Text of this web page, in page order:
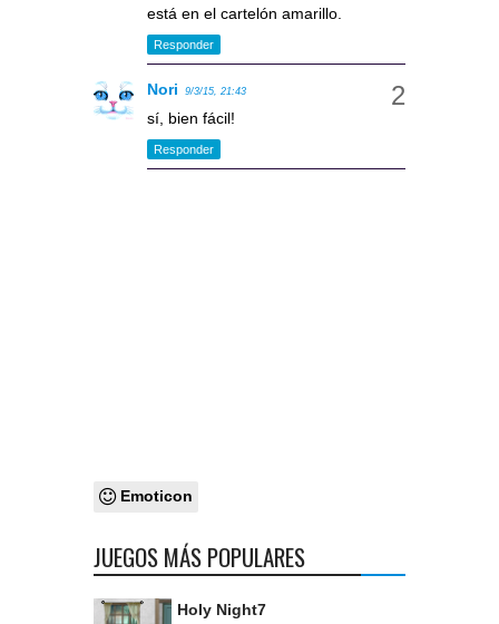
está en el cartelón amarillo.
Responder
Nori 9/3/15, 21:43
sí, bien fácil!
Responder
Emoticon
JUEGOS MÁS POPULARES
Holy Night7